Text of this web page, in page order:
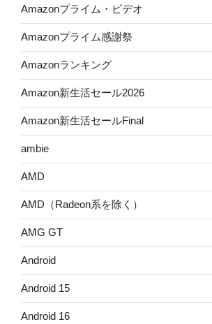
Amazonプライム・ビデオ
Amazonプライム感謝祭
Amazonランキング
Amazon新生活セール2026
Amazon新生活セールFinal
ambie
AMD
AMD（Radeon系を除く）
AMG GT
Android
Android 15
Android 16